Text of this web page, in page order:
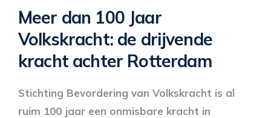
Meer dan 100 Jaar
Volkskracht: de drijvende
kracht achter Rotterdam
Stichting Bevordering van Volkskracht is al
ruim 100 jaar een onmisbare kracht in